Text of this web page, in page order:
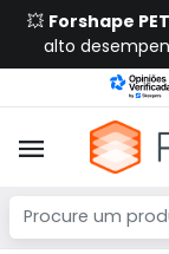
💥 Forshape
alto